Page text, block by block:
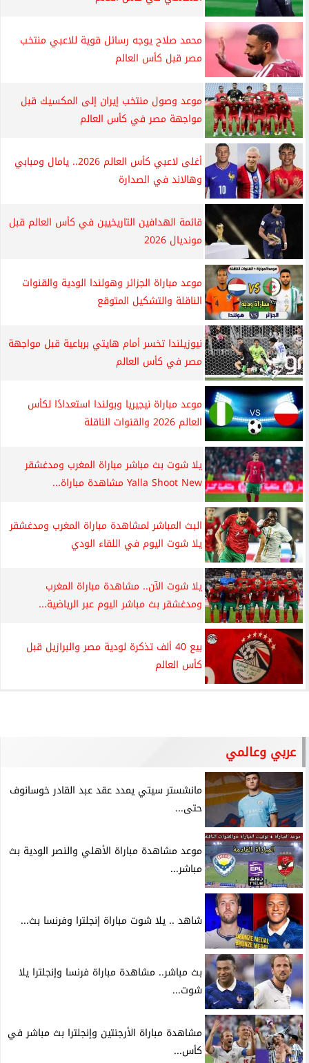
محمد صلاح يوجه رسائل قوية للاعبي منتخب
مصر قبل كأس العالم
موعد وصول منتخب إيران إلى المكسيك قبل
مواجهة مصر في كأس العالم
أغلى لاعبي كأس العالم 2026.. يامال ومبابي
وهالاند في الصدارة
قائمة الهدافين التاريخيين في كأس العالم قبل
مونديال 2026
موعد مباراة الجزائر وهولندا الودية والقنوات
الناقلة والتشكيل المتوقع
نيوزيلندا تخسر أمام هايتي برباعية قبل مواجهة
مصر في كأس العالم
موعد مباراة نيجيريا وبولندا استعدادًا لكأس
العالم 2026 والقنوات الناقلة
يلا شوت بث مباشر مباراة المغرب ومدغشقر
Yalla Shoot New مشاهدة مباراة...
البث المباشر لمشاهدة مباراة المغرب ومدغشقر
يلا شوت اليوم في اللقاء الودي
يلا شوت الآن.. مشاهدة مباراة المغرب
ومدغشقر بث مباشر اليوم عبر الرياضية...
بيع 40 ألف تذكرة لودية مصر والبرازيل قبل
كأس العالم
عربي وعالمي
مانشستر سيتي يمدد عقد عبد القادر خوسانوف
حتى...
موعد مشاهدة مباراة الأهلي والنصر الودية بث
مباشر...
شاهد .. يلا شوت مباراة إنجلترا وفرنسا بث...
بث مباشر.. مشاهدة مباراة فرنسا وإنجلترا يلا
شوت...
مشاهدة مباراة الأرجنتين وإنجلترا بث مباشر في
كأس...